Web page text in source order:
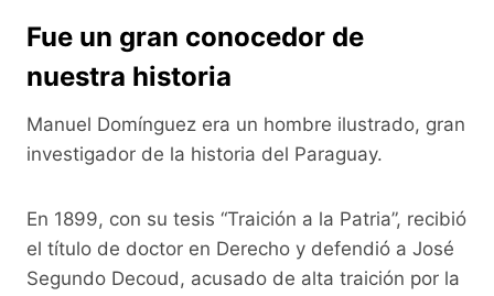
Fue un gran conocedor de
nuestra historia
Manuel Domínguez era un hombre ilustrado, gran
investigador de la historia del Paraguay.
En 1899, con su tesis “Traición a la Patria”, recibió
el título de doctor en Derecho y defendió a José
Segundo Decoud, acusado de alta traición por la